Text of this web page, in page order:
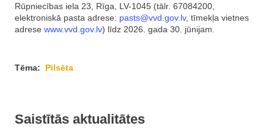
Rūpniecības iela 23, Rīga, LV-1045 (tālr. 67084200,
elektroniskā pasta adrese: pasts@vvd.gov.lv, tīmekļa vietnes
adrese www.vvd.gov.lv) līdz 2026. gada 30. jūnijam.
Tēma: Pilsēta
Saistītās aktualitātes